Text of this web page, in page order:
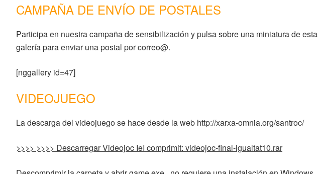
CAMPAÑA DE ENVÍO DE POSTALES
Participa en nuestra campaña de sensibilización y pulsa sobre una miniatura de esta
galería para enviar una postal por correo@.
[nggallery id=47]
VIDEOJUEGO
La descarga del videojuego se hace desde la web http://xarxa-omnia.org/santroc/
>>>> >>>> Descarregar Videojoc IeI comprimit: videojoc-final-igualtat10.rar